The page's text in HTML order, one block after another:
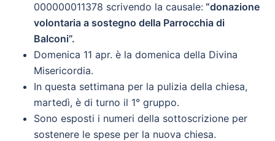
000000011378 scrivendo la causale: “donazione
volontaria a sostegno della Parrocchia di
Balconi”.
Domenica 11 apr. è la domenica della Divina
Misericordia.
In questa settimana per la pulizia della chiesa,
martedì, è di turno il 1° gruppo.
Sono esposti i numeri della sottoscrizione per
sostenere le spese per la nuova chiesa.